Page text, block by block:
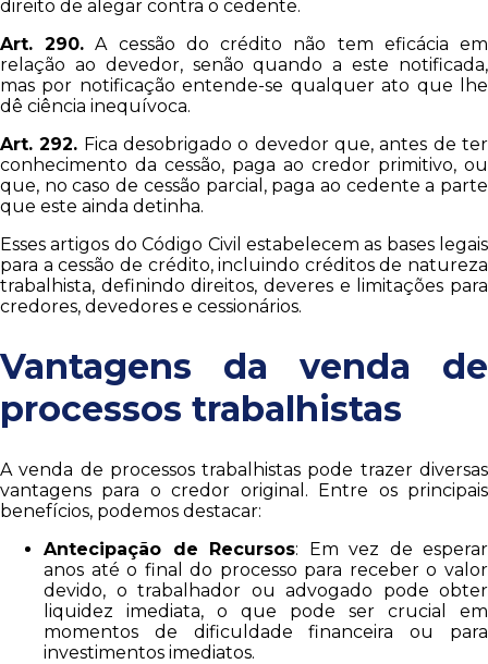
direito de alegar contra o cedente.
Art. 290. A cessão do crédito não tem eficácia em
relação ao devedor, senão quando a este notificada,
mas por notificação entende-se qualquer ato que lhe
dê ciência inequívoca.
Art. 292. Fica desobrigado o devedor que, antes de ter
conhecimento da cessão, paga ao credor primitivo, ou
que, no caso de cessão parcial, paga ao cedente a parte
que este ainda detinha.
Esses artigos do Código Civil estabelecem as bases legais
para a cessão de crédito, incluindo créditos de natureza
trabalhista, definindo direitos, deveres e limitações para
credores, devedores e cessionários.
Vantagens da venda de
processos trabalhistas
A venda de processos trabalhistas pode trazer diversas
vantagens para o credor original. Entre os principais
benefícios, podemos destacar:
Antecipação de Recursos: Em vez de esperar
anos até o final do processo para receber o valor
devido, o trabalhador ou advogado pode obter
liquidez imediata, o que pode ser crucial em
momentos de dificuldade financeira ou para
investimentos imediatos.